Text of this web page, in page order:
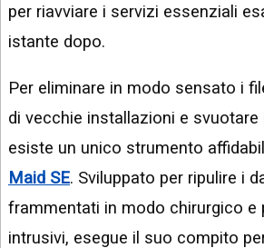
per riavviare i servizi essenziali
istante dopo.
Per eliminare in modo sensato i
di vecchie installazioni e
esiste un unico strumento
Maid SE. Sviluppato per ripulire i
frammentati in modo chirurgico e
intrusivi, esegue il suo compito